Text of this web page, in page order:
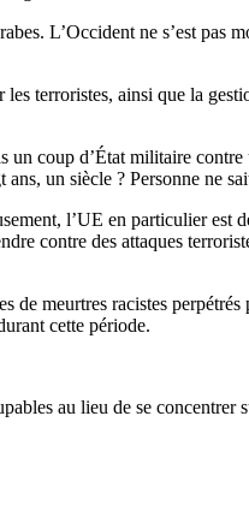
L’Occident ne s’est pas
terroristes, ainsi que la
un coup d’État militaire
un siècle ? Personne ne
l’UE en particulier est
contre des attaques
meurtres racistes perpétrés
cette période.
au lieu de se concentrer